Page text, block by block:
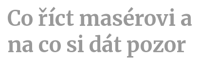
Co říct masérovi a
na co si dát pozor